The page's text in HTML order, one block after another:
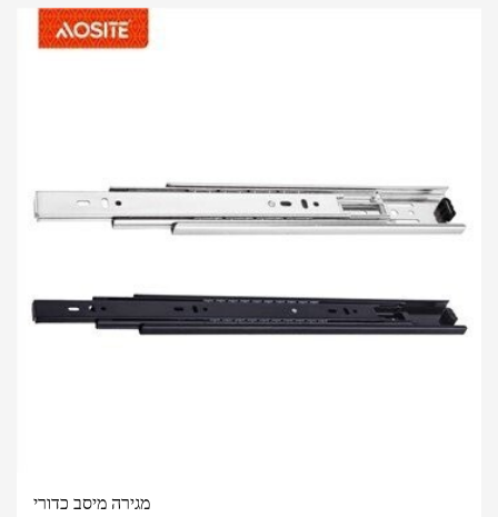
שלושה חלקים, שניתן להתקין ישירות על לוחית הצד או להכניס אותה
לחריץ של לוחית הצד של המגירה. ההתקנה פשוטה יחסית
מגירה מיסב כדורי